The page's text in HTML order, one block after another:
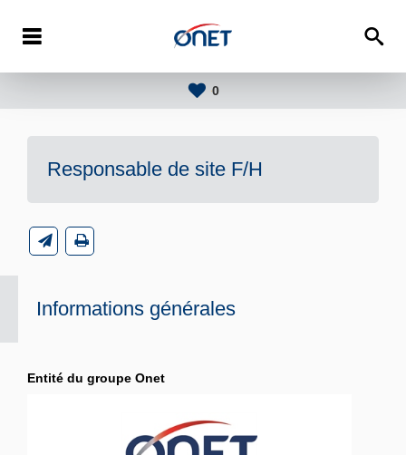
0
Responsable de site F/H
Informations générales
Entité du groupe Onet